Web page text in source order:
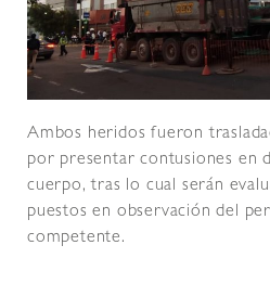
Ambos heridos fueron
por presentar contusiones en
cuerpo, tras lo cual serán
puestos en observación del
competente.